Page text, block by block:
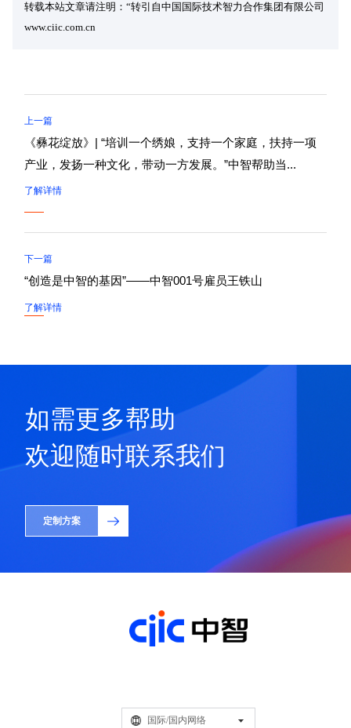
转载本站文章请注明：“转引自中国国际技术智力合作集团有限公司
www.ciic.com.cn
上一篇
《彝花绽放》| “培训一个绣娘，支持一个家庭，扶持一项
产业，发扬一种文化，带动一方发展。”中智帮助当...
了解详情
下一篇
“创造是中智的基因”——中智001号雇员王铁山
了解详情
如需更多帮助
欢迎随时联系我们
定制方案
国际/国内网络